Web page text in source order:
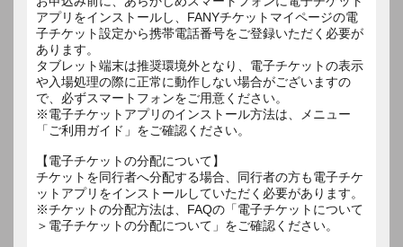
アプリをインストールし、FANYチケットマイページの電
子チケット設定から携帯電話番号をご登録いただく必要が
あります。
タブレット端末は推奨環境外となり、電子チケットの表示
や入場処理の際に正常に動作しない場合がございますの
で、必ずスマートフォンをご用意ください。
※電子チケットアプリのインストール方法は、メニュー
「ご利用ガイド」をご確認ください。
【電子チケットの分配について】
チケットを同行者へ分配する場合、同行者の方も電子チケ
ットアプリをインストールしていただく必要があります。
※チケットの分配方法は、FAQの「電子チケットについて
＞電子チケットの分配について」をご確認ください。